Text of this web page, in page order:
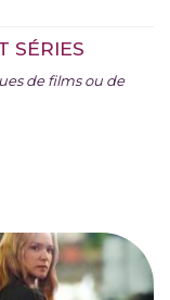
SÉRIES
de films ou de